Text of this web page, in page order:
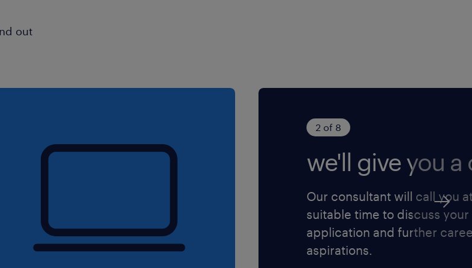
• Facilitar fóruns de liderança, reuniões de projetos e contribuir
templates e procedimentos operacionais padrão para escalar a
• Manter total transparência sobre a saúde dos projetos e
garantir escalonamento oportuno e ações corretivas para
programas em risco.
out
2 of 8
we'll give you a
Our consultant will call you
suitable time to discuss your
application and further
aspirations.